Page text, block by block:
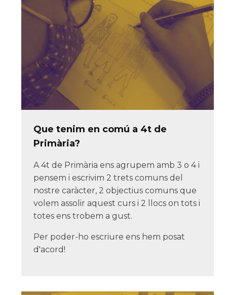
Que tenim en comú a 4t de
Primària?
A 4t de Primària ens agrupem amb 3 o 4 i
pensem i escrivim 2 trets comuns del
nostre caràcter, 2 objectius comuns que
volem assolir aquest curs i 2 llocs on tots i
totes ens trobem a gust.
Per poder-ho escriure ens hem posat
d'acord!